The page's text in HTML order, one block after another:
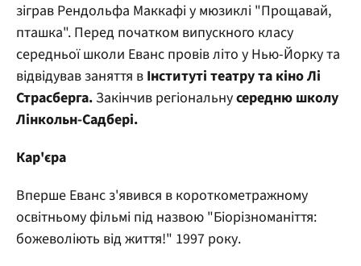
зіграв Рендольфа Маккафі у мюзиклі "Прощавай,
пташка". Перед початком випускного класу
середньої школи Еванс провів літо у Нью-Йорку та
відвідував заняття в Інституті театру та кіно Лі
Страсберга. Закінчив регіональнусередню школу
Лінкольн-Садбері.
Кар'єра
Вперше Еванс з'явився в короткометражному
освітньому фільмі під назвою "Біорізноманіття:
божеволіють від життя!" 1997 року.